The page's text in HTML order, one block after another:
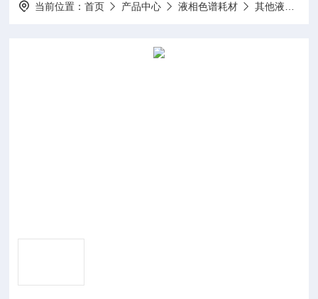
当前位置：首页 产品中心 液相色谱耗材 其他液相耗材